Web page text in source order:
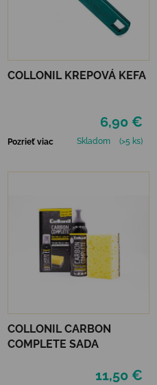
COLLONIL KREPOVÁ KEFA
6,90 €
Pozrieť viac Skladom (>5 ks)
COLLONIL CARBON
COMPLETE SADA
11,50 €